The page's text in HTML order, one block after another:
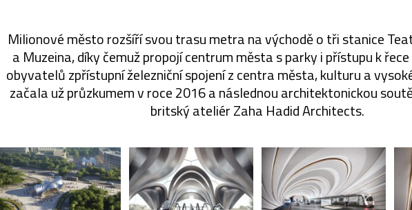
Milionové město rozšíří svou trasu metra na východě o tři stanice
a Muzeina, díky čemuž propojí centrum města s parky i přístupu k
obyvatelů zpřístupní železniční spojení z centra města, kulturu a
začala už průzkumem v roce 2016 a následnou architektonickou
britský ateliér Zaha Hadid Architects.